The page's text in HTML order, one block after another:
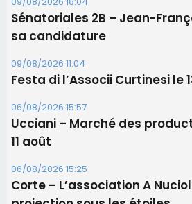
Les brèves
09/08/2026 16:04
Sénatoriales 2B – Jean-
sa candidature